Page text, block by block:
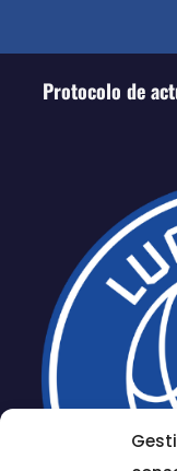
Protocolo de